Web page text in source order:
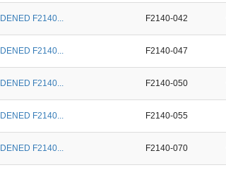
F2140... F2140-042
F2140... F2140-047
F2140... F2140-050
F2140... F2140-055
F2140... F2140-070